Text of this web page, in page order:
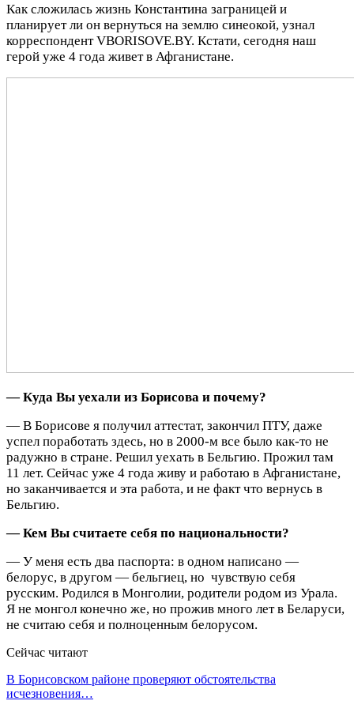
Как сложилась жизнь Константина заграницей и
планирует ли он вернуться на землю синеокой, узнал
корреспондент VBORISOVE.BY. Кстати, сегодня наш
герой уже 4 года живет в Афганистане.
— Куда Вы уехали из Борисова и почему?
— В Борисове я получил аттестат, закончил ПТУ, даже
успел поработать здесь, но в 2000-м все было как-то не
радужно в стране. Решил уехать в Бельгию. Прожил там
11 лет. Сейчас уже 4 года живу и работаю в Афганистане,
но заканчивается и эта работа, и не факт что вернусь в
Бельгию.
— Кем Вы считаете себя по национальности?
— У меня есть два паспорта: в одном написано —
белорус, в другом — бельгиец, но чувствую себя
русским. Родился в Монголии, родители родом из Урала.
Я не монгол конечно же, но прожив много лет в Беларуси,
не считаю себя и полноценным белорусом.
Сейчас читают
В Борисовском районе проверяют обстоятельства
исчезновения…